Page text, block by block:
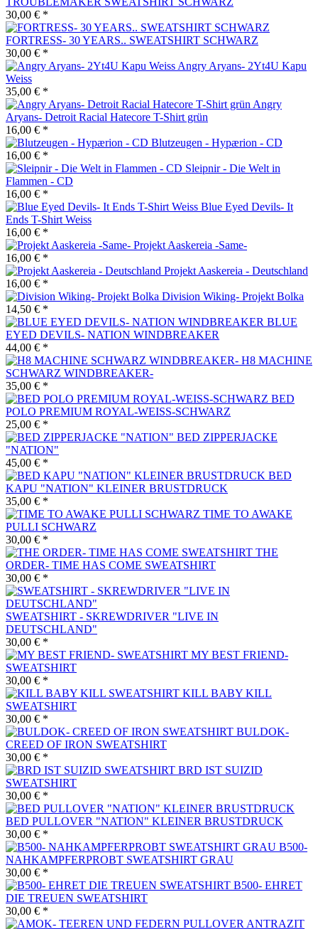
30,00 € *
FORTRESS- 30 YEARS.. SWEATSHIRT SCHWARZ
30,00 € *
Angry Aryans- 2Yt4U Kapu
Weiss
35,00 € *
Angry
Aryans- Detroit Racial Hatecore T-Shirt grün
16,00 € *
Blutzeugen - Hypærion - CD
16,00 € *
Sleipnir - Die Welt in
Flammen - CD
16,00 € *
Blue Eyed Devils- It
Ends T-Shirt Weiss
16,00 € *
Projekt Aaskereia -Same-
16,00 € *
Projekt Aaskereia - Deutschland
16,00 € *
Division Wiking- Projekt Bolka
14,50 € *
BLUE
EYED DEVILS- NATION WINDBREAKER
44,00 € *
H8 MACHINE
SCHWARZ WINDBREAKER-
35,00 € *
BED
POLO PREMIUM ROYAL-WEISS-SCHWARZ
25,00 € *
BED ZIPPERJACKE
"NATION"
45,00 € *
BED
KAPU "NATION" KLEINER BRUSTDRUCK
35,00 € *
TIME TO AWAKE
PULLI SCHWARZ
30,00 € *
THE
ORDER- TIME HAS COME SWEATSHIRT
30,00 € *
SWEATSHIRT - SKREWDRIVER "LIVE IN
DEUTSCHLAND"
30,00 € *
MY BEST FRIEND-
SWEATSHIRT
30,00 € *
KILL BABY KILL
SWEATSHIRT
30,00 € *
BULDOK-
CREED OF IRON SWEATSHIRT
30,00 € *
BRD IST SUIZID
SWEATSHIRT
30,00 € *
BED PULLOVER "NATION" KLEINER BRUSTDRUCK
30,00 € *
B500-
NAHKAMPFERPROBT SWEATSHIRT GRAU
30,00 € *
B500- EHRET
DIE TREUEN SWEATSHIRT
30,00 € *